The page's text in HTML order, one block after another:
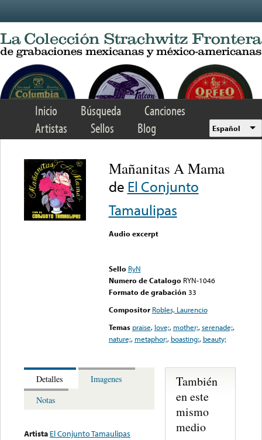
Inicio Búsqueda
Canciones
Artistas
Sellos Blog Español
Mañanitas A Mama
de El Conjunto
Tamaulipas
Audio excerpt
Sello RyN
Numero de Catalogo RYN-1046
Formato de grabación 33
Compositor Robles, Laurencio
Temas praise, love;, mother;,serenade;,
nature;, metaphor;, boasting;, beauty;
Detalles
Imagenes
Notas
Artista El Conjunto Tamaulipas
También
en este
mismo
medio